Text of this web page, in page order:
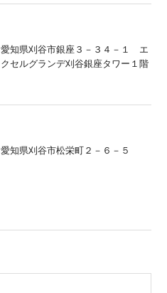
愛知県刈谷市銀座３－３４－１ エ
クセルグランデ刈谷銀座タワー１階
愛知県刈谷市松栄町２－６－５